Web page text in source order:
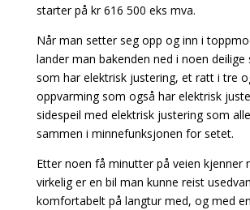
starter på kr 616 500 eks mva.
Når man setter seg opp og inn i
lander man bakenden ned i noen deilige
som har elektrisk justering, et ratt i tre
oppvarming som også har elektrisk
sidespeil med elektrisk justering som
sammen i minnefunksjonen for setet.
Etter noen få minutter på veien kjenner
virkelig er en bil man kunne reist
komfortabelt på langtur med, og med